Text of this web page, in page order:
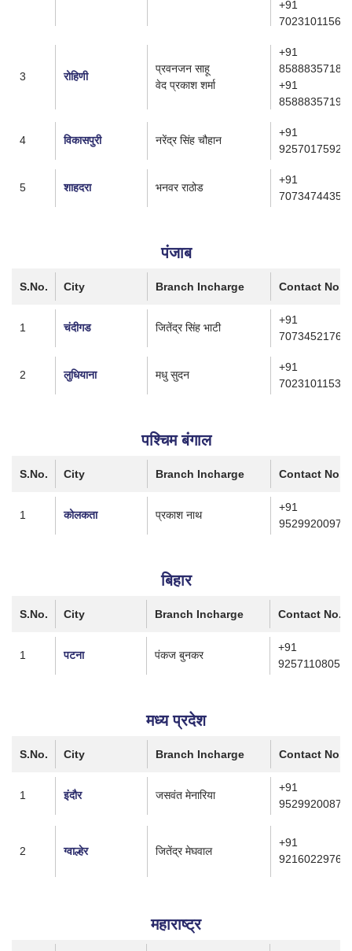
+91
7023101156
3 रोहिणी
प्रवनजन साहू
वेद प्रकाश शर्मा
+91
8588835718
+91
8588835719
4 विकासपुरी नरेंद्र सिंह चौहान
+91
9257017592
5 शाहदरा भनवर राठोड
+91
7073474435
पंजाब
S.No. City Branch Incharge Contact No.
1 चंदीगड जितेंद्र सिंह भाटी
+91
7073452176
2 लुधियाना मधु सुदन
+91
7023101153
पश्चिम बंगाल
S.No. City Branch Incharge Contact No.
1 कोलकता प्रकाश नाथ
+91
9529920097
बिहार
S.No. City Branch Incharge Contact No.
1 पटना पंकज बुनकर
+91
9257110805
मध्य प्रदेश
S.No. City Branch Incharge Contact No.
1 इंदौर जसवंत मेनारिया
+91
9529920087
2 ग्वाल्हेर जितेंद्र मेघवाल
+91
9216022976
महाराष्ट्र